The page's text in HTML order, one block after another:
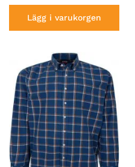
Lägg i varukorgen